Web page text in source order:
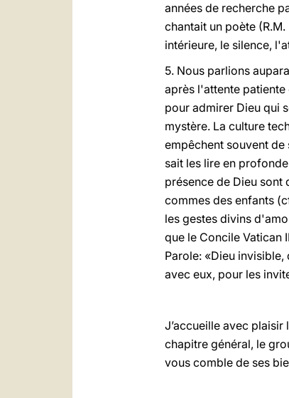
années de recherche
chantait un poète (R.M.
intérieure, le silence,
5. Nous parlions
après l'attente
pour admirer Dieu qui
mystère. La culture
empêchent souvent de
sait les lire en
présence de Dieu sont
commes des enfants
les gestes divins
que le Concile Vatican
Parole: «Dieu
avec eux, pour les
J’accueille avec
chapitre général, le
vous comble de ses